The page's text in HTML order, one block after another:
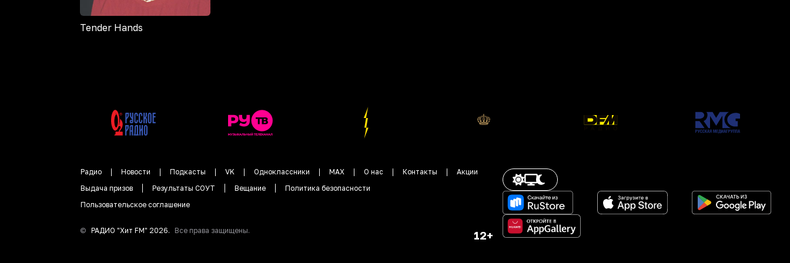
Tender Hands
Радио Новости Подкасты VK Одноклассники MAX О нас Контакты
Акции
Выдача призов
Результаты СОУТ Вещание
Политика безопасности
Пользовательское соглашение
© РАДИО "Хит FM" 2026. Все права защищены. 12+